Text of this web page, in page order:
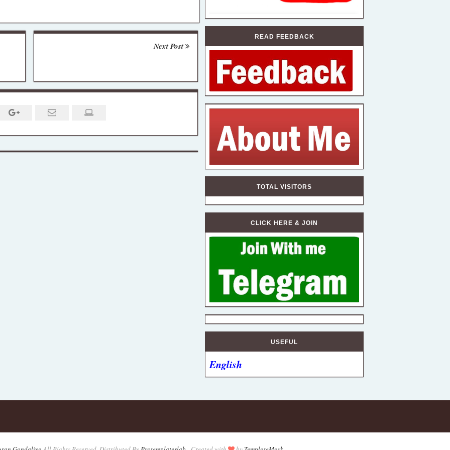
Next Post
READ FEEDBACK
TOTAL VISITORS
CLICK HERE & JOIN
USEFUL
English